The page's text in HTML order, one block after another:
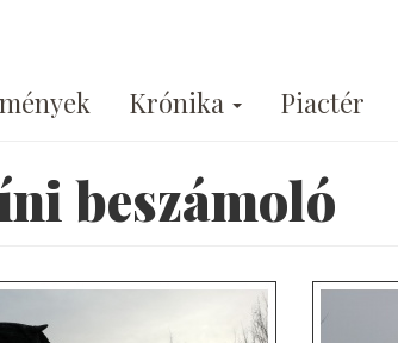
Krónika Piactér
beszámoló